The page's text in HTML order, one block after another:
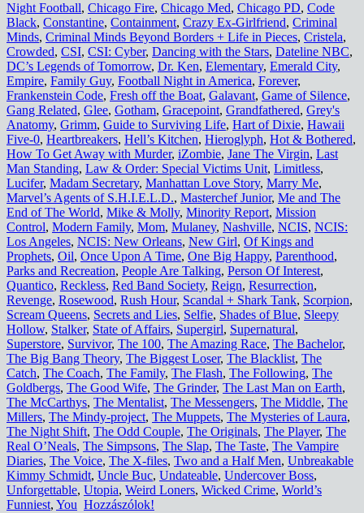
Night Football, Chicago Fire, Chicago Med, Chicago PD, Code
Black, Constantine, Containment, Crazy Ex-Girlfriend, Criminal
Minds, Criminal Minds Beyond Borders + Life in Pieces, Cristela,
Crowded, CSI, CSI: Cyber, Dancing with the Stars, Dateline NBC,
DC’s Legends of Tomorrow, Dr. Ken, Elementary, Emerald City,
Empire, Family Guy, Football Night in America, Forever,
Frankenstein Code, Fresh off the Boat, Galavant, Game of Silence,
Gang Related, Glee, Gotham, Gracepoint, Grandfathered, Grey's
Anatomy, Grimm, Guide to Surviving Life, Hart of Dixie, Hawaii
Five-0, Heartbreakers, Hell’s Kitchen, Hieroglyph, Hot & Bothered,
How To Get Away with Murder, iZombie, Jane The Virgin, Last
Man Standing, Law & Order: Special Victims Unit, Limitless,
Lucifer, Madam Secretary, Manhattan Love Story, Marry Me,
Marvel’s Agents of S.H.I.E.L.D., Masterchef Junior, Me and The
End of The World, Mike & Molly, Minority Report, Mission
Control, Modern Family, Mom, Mulaney, Nashville, NCIS, NCIS:
Los Angeles, NCIS: New Orleans, New Girl, Of Kings and
Prophets, Oil, Once Upon A Time, One Big Happy, Parenthood,
Parks and Recreation, People Are Talking, Person Of Interest,
Quantico, Reckless, Red Band Society, Reign, Resurrection,
Revenge, Rosewood, Rush Hour, Scandal + Shark Tank, Scorpion,
Scream Queens, Secrets and Lies, Selfie, Shades of Blue, Sleepy
Hollow, Stalker, State of Affairs, Supergirl, Supernatural,
Superstore, Survivor, The 100, The Amazing Race, The Bachelor,
The Big Bang Theory, The Biggest Loser, The Blacklist, The
Catch, The Coach, The Family, The Flash, The Following, The
Goldbergs, The Good Wife, The Grinder, The Last Man on Earth,
The McCarthys, The Mentalist, The Messengers, The Middle, The
Millers, The Mindy-project, The Muppets, The Mysteries of Laura,
The Night Shift, The Odd Couple, The Originals, The Player, The
Real O’Neals, The Simpsons, The Slap, The Taste, The Vampire
Diaries, The Voice, The X-files, Two and a Half Men, Unbreakable
Kimmy Schmidt, Uncle Buc, Undateable, Undercover Boss,
Unforgettable, Utopia, Weird Loners, Wicked Crime, World’s
Funniest, You Hozzászólok!